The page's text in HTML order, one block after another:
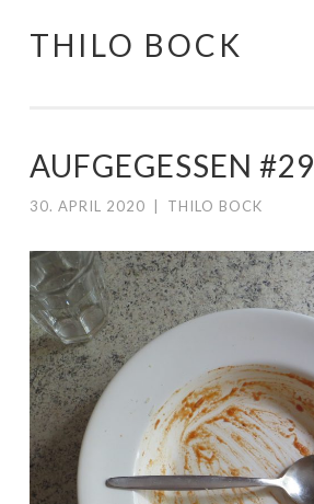
Springe
THILO BOCK
AUFGEGESSEN #29
30. APRIL 2020 THILO BOCK